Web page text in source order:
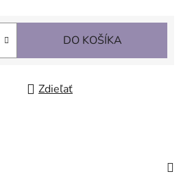
DO KOŠÍKA
Zdieľať